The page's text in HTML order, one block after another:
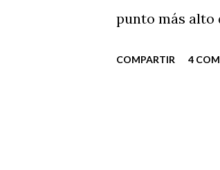
punto más alto
COMPARTIR 4